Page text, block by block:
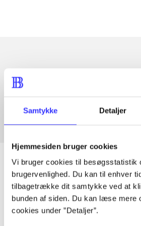
Samtykke Detaljer
Hjemmesiden bruger cookies
Vi bruger cookies til besøgsstatistik
brugervenlighed. Du kan til enhver
tilbagetrække dit samtykke ved at
bunden af siden. Du kan læse mere
cookies under ”Detaljer”.
Artikler med samme emner
Fra
Artikler
Alle registrerede artikler fordelt på